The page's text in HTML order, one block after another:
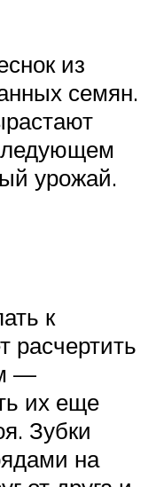
из
семян.
урожай.
к
расчертить
—
их еще
Зубки
на